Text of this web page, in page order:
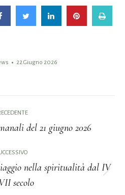
22 Giugno 2026
Post
precedente:
del 21 giugno 2026
Prossimo
nella spiritualità dal IV
secolo